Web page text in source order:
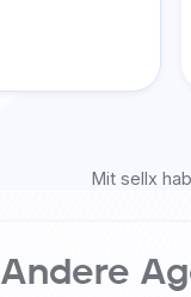
Mit sellx
Andere